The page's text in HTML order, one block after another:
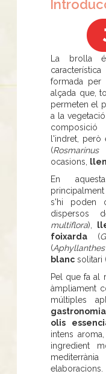
La brolla
formada per
alçada que,
permeten el
a la
l'indret, però
(
ocasions,
En
s'hi poden
dispersos
multiflora),
foixarda (
(
blanc solitari
Pel que fa al
àmpliament
múltiples
gastronomia
olis
intens
ingredient
elaboracions.